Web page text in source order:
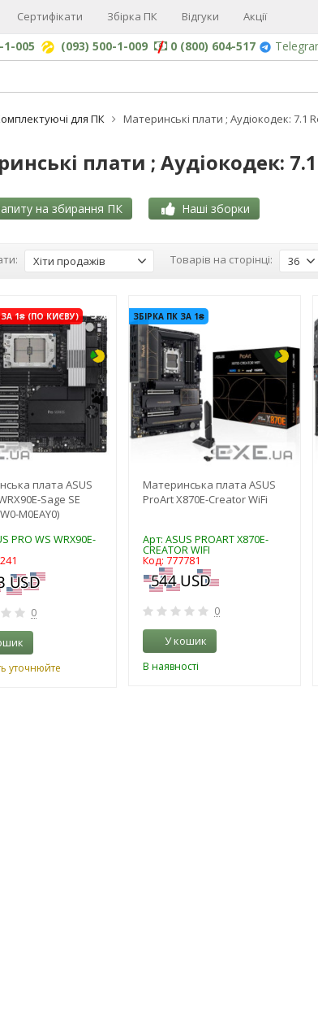
Сертифікати Збірка ПК Відгуки Акції
1-005 (093) 500-1-009 0 (800) 604-517
для ПК Материнські плати ; Aудіокодек: 7.1
плати ; Aудіокодек:
на збирання ПК Наші зборки
Хіти продажів Товарів на сторінці: 36
1₴ (ПО КИЄВУ) -3%
плата ASUS
Sage SE
M0EAY0)
PRO WS WRX90E-
0
уточнюйте
ЗБІРКА ПК ЗА 1₴
Материнська плата ASUS
ProArt X870E-Creator WiFi
Арт: ASUS PROART X870E-
CREATOR WIFI
Код: 777781
0
У кошик
В наявності